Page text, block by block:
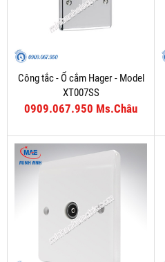
Công tắc - Ổ cắm Hager - Model
XT007SS
0909.067.950 Ms.Châu